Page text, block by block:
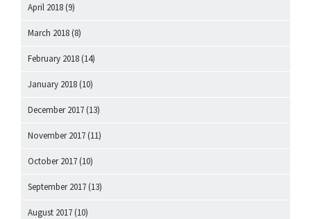
April 2018 (9)
March 2018 (8)
February 2018 (14)
January 2018 (10)
December 2017 (13)
November 2017 (11)
October 2017 (10)
September 2017 (13)
August 2017 (10)